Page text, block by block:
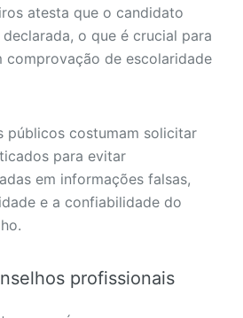
atesta que o candidato
o que é crucial para
comprovação de escolaridade
públicos costumam solicitar
para evitar
em informações falsas,
e a confiabilidade do
profissionais